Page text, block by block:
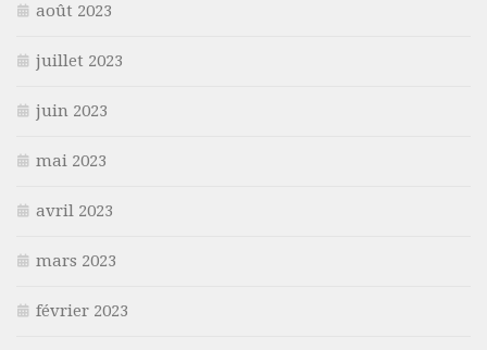
août 2023
juillet 2023
juin 2023
mai 2023
avril 2023
mars 2023
février 2023